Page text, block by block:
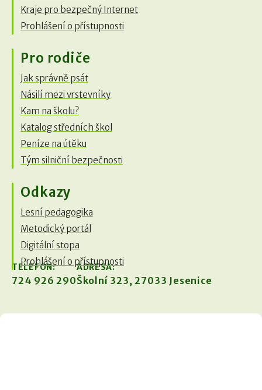
Kraje pro bezpečný Internet
Prohlášení o přístupnosti
Pro rodiče
Jak správně psát
Násilí mezi vrstevníky
Kam na školu?
Katalog středních škol
Peníze na útěku
Tým silniční bezpečnosti
Odkazy
Lesní pedagogika
Metodický portál
Digitální stopa
Prohlášení o přístupnosti
TELEFON:
724 926 290
ADRESA:
Školní 323, 27033 Jesenice